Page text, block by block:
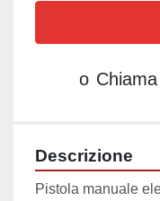
o Chiama
Descrizione
Pistola manuale